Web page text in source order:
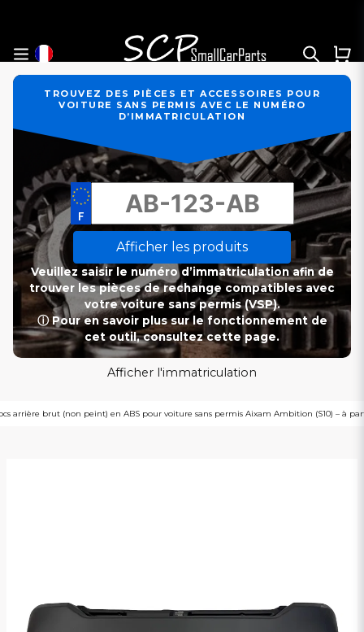
TROUVEZ DES PIÈCES ET ACCESSOIRES POUR
VOITURE SANS PERMIS AVEC LE NUMÉRO
D’IMMATRICULATION
Afficher les produits
Veuillez saisir le numéro d’immatriculation afin de
trouver les pièces de rechange compatibles avec
votre voiture sans permis (VSP).
ⓘ Pour en savoir plus sur le fonctionnement de
cet outil, consultez cette page.
Afficher l'immatriculation
arrière brut (non peint) en ABS pour voiture sans permis Aixam Ambition (S10) – à